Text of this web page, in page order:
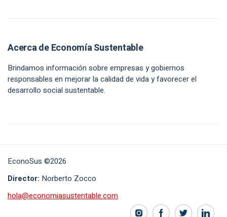
Acerca de Economía Sustentable
Brindamos información sobre empresas y gobiernos
responsables en mejorar la calidad de vida y favorecer el
desarrollo social sustentable.
EconoSus ©2026
Director: Norberto Zocco
hola@economiasustentable.com